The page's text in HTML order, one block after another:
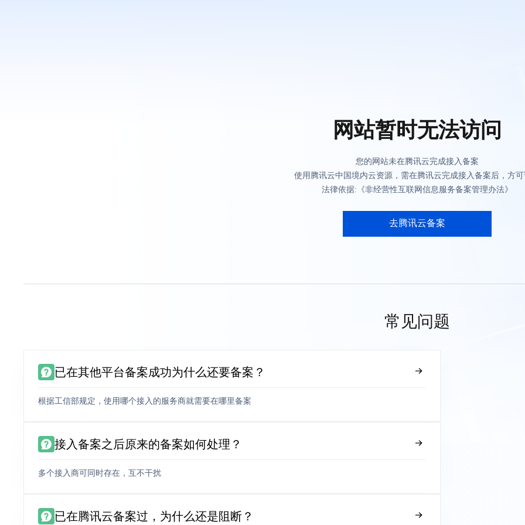
网站暂时无法访问
您的网站未在腾讯云完成接入备案
使用腾讯云中国境内云资源，需在腾讯云完成接入备案后，方
法律依据:《非经营性互联网信息服务备案管理办法》
去腾讯云备案
常见问题
已在其他平台备案成功为什么还要备案？
根据工信部规定，使用哪个接入的服务商就需要在哪里备案
接入备案之后原来的备案如何处理？
多个接入商可同时存在，互不干扰
已在腾讯云备案过，为什么还是阻断？